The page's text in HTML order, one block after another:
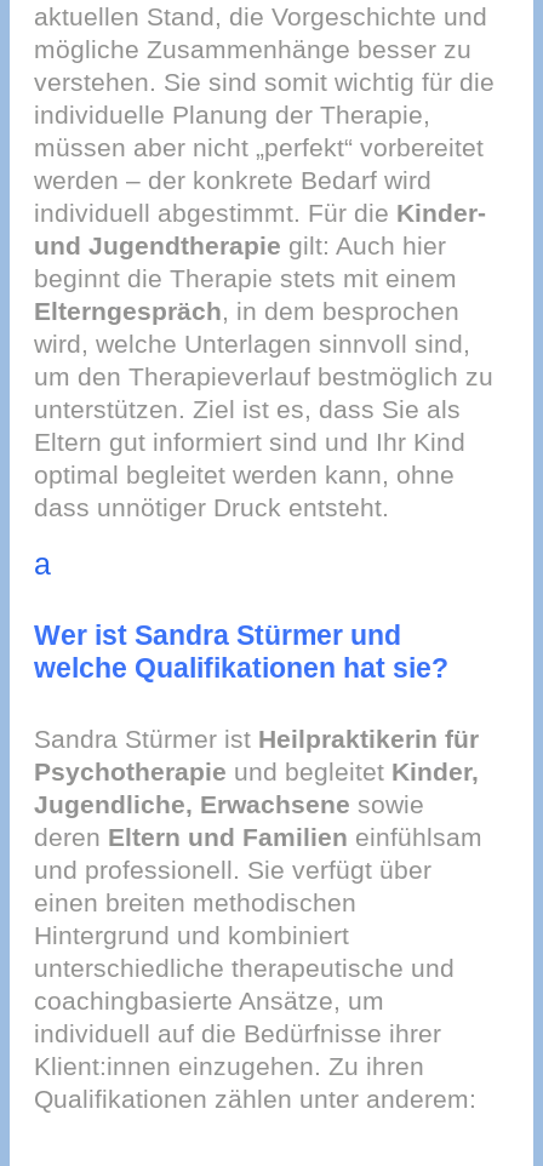
aktuellen Stand, die Vorgeschichte und
mögliche Zusammenhänge besser zu
verstehen. Sie sind somit wichtig für die
individuelle Planung der Therapie,
müssen aber nicht „perfekt“ vorbereitet
werden – der konkrete Bedarf wird
individuell abgestimmt. Für die Kinder-
und Jugendtherapie gilt: Auch hier
beginnt die Therapie stets mit einem
Elterngespräch, in dem besprochen
wird, welche Unterlagen sinnvoll sind,
um den Therapieverlauf bestmöglich zu
unterstützen. Ziel ist es, dass Sie als
Eltern gut informiert sind und Ihr Kind
optimal begleitet werden kann, ohne
dass unnötiger Druck entsteht.
a
Wer ist Sandra Stürmer und
welche Qualifikationen hat sie?
Sandra Stürmer ist Heilpraktikerin für
Psychotherapie und begleitet Kinder,
Jugendliche, Erwachsene sowie
deren Eltern und Familien einfühlsam
und professionell. Sie verfügt über
einen breiten methodischen
Hintergrund und kombiniert
unterschiedliche therapeutische und
coachingbasierte Ansätze, um
individuell auf die Bedürfnisse ihrer
Klient:innen einzugehen. Zu ihren
Qualifikationen zählen unter anderem: